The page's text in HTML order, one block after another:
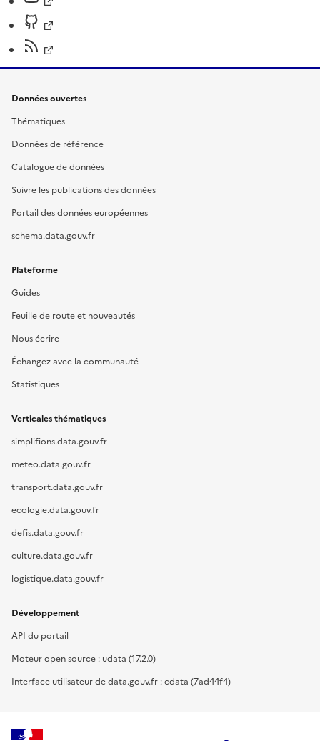
Données ouvertes
Thématiques
Données de référence
Catalogue de données
Suivre les publications des données
Portail des données européennes
schema.data.gouv.fr
Plateforme
Guides
Feuille de route et nouveautés
Nous écrire
Échangez avec la communauté
Statistiques
Verticales thématiques
simplifions.data.gouv.fr
meteo.data.gouv.fr
transport.data.gouv.fr
ecologie.data.gouv.fr
defis.data.gouv.fr
culture.data.gouv.fr
logistique.data.gouv.fr
Développement
API du portail
Moteur open source : udata (17.2.0)
Interface utilisateur de data.gouv.fr : cdata (7ad44f4)